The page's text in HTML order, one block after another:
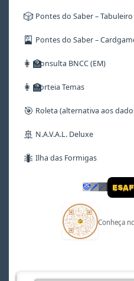
🎲 Pontes do Saber – Tabuleiro
🎴 Pontes do Saber –
👩‍🏫Consulta BNCC (EM)
👩‍🏫Sorteia Temas
🎯 Roleta (alternativa aos
🚢 N.A.V.A.L. Deluxe
🐜 Ilha das Formigas
🤡 🗡🪄
Conheça